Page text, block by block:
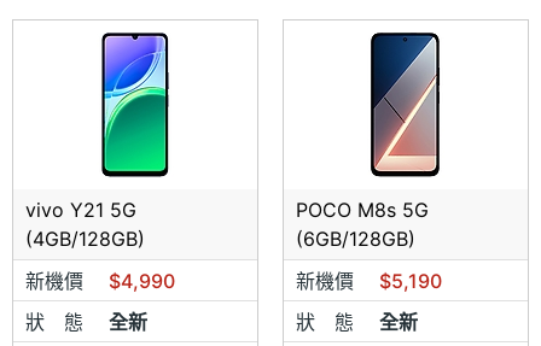
空機買賣、中古機買賣(各品牌手機販售、收購)
手機精緻包膜
手機配件
vivo Y21 5G
(4GB/128GB)
新機價
$4,990
狀 態
全新
POCO M8s 5G
(6GB/128GB)
新機價
$5,190
狀 態
全新